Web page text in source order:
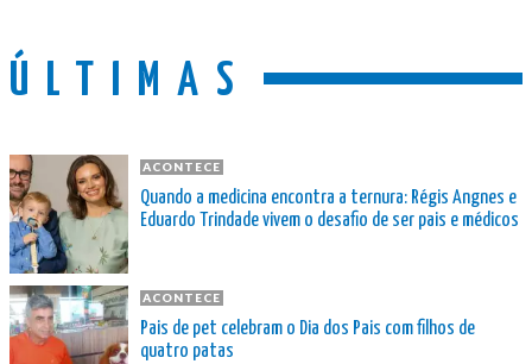
ÚLTIMAS
ACONTECE
Quando a medicina encontra a ternura: Régis Angnes e
Eduardo Trindade vivem o desafio de ser pais e médicos
ACONTECE
Pais de pet celebram o Dia dos Pais com filhos de
quatro patas